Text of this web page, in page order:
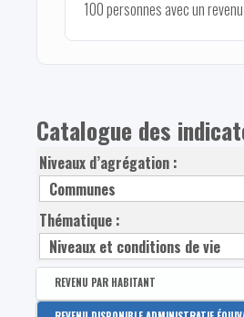
100 personnes avec un
Catalogue des
Niveaux d’agrégation :
Thématique :
REVENU PAR HABITANT